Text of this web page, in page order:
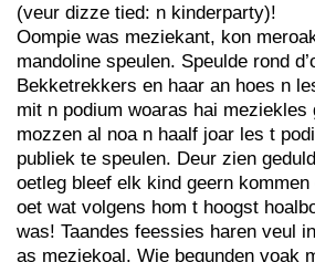
(veur dizze tied: n kinderparty)!
Oompie was meziekant, kon
mandoline speulen. Speulde rond
Bekketrekkers en haar an hoes n
mit n podium woaras hai meziekles
mozzen al noa n haalf joar les t
publiek te speulen. Deur zien
oetleg bleef elk kind geern
oet wat volgens hom t hoogst
was! Taandes feessies haren veul
as meziekoal. Wie begunden voak